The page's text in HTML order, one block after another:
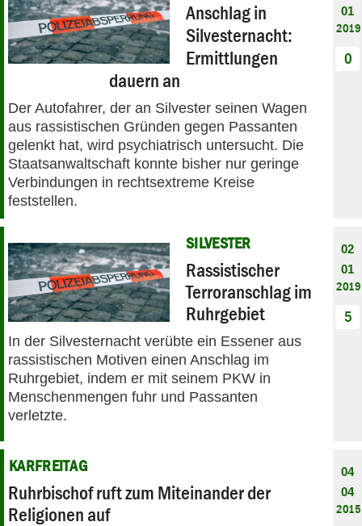
Anschlag in
Silvesternacht:
Ermittlungen
dauern an
Der Autofahrer, der an Silvester seinen Wagen
aus rassistischen Gründen gegen Passanten
gelenkt hat, wird psychiatrisch untersucht. Die
Staatsanwaltschaft konnte bisher nur geringe
Verbindungen in rechtsextreme Kreise
feststellen.
01
2019
0
SILVESTER
Rassistischer
Terroranschlag im
Ruhrgebiet
In der Silvesternacht verübte ein Essener aus
rassistischen Motiven einen Anschlag im
Ruhrgebiet, indem er mit seinem PKW in
Menschenmengen fuhr und Passanten
verletzte.
02
01
2019
5
KARFREITAG
Ruhrbischof ruft zum Miteinander der
Religionen auf
04
04
2015